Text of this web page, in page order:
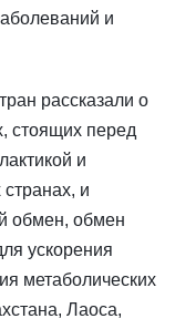
и
рассказали о
стоящих перед
и
и
обмен, обмен
ускорения
метаболических
Лаоса,